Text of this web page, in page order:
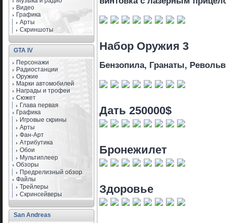
Видео
Графика
Арты
Скриншоты
GTA IV
Персонажи
Радиостанции
Оружие
Марки автомобилей
Награды и трофеи
Сюжет
Глава первая
Графика
Игровые скрины
Арты
Фан-Арт
Атрибутика
Обои
Мультиплеер
Обзоры
Предрелизный обзор
Файлы
Трейлеры
Скринсейверы
San Andreas
Набор Оружия 3
Бензопила, Гранаты,
Дать 250000$
Бронежилет
Здоровье